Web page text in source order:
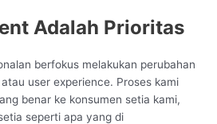
Adalah Prioritas
berfokus melakukan perubahan
user experience. Proses kami
benar ke konsumen setia kami,
seperti apa yang di